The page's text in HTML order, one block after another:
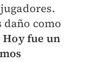
daño como
Hoy fue un